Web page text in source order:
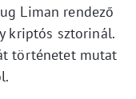
Liman rendező
kriptós sztorinál.
történetet mutat